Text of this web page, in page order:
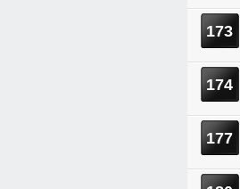
173
174
177